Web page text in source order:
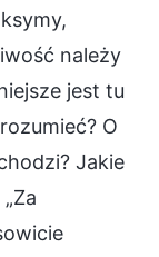
należy
jest tu
O
Jakie